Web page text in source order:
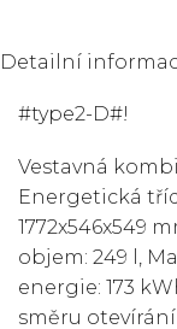
#type2-D#!
Vestavná
Energetická
1772x546x549
objem: 249 l,
energie: 173
směru otevírání
Detailní